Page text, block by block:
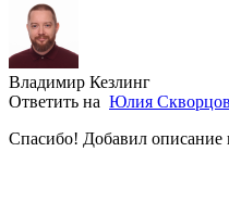
Владимир Кезлинг
Ответить на Юлия
Спасибо! Добавил описание